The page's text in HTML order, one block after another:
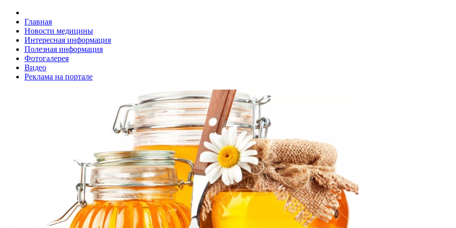
Главная
Новости медицины
Интересная информация
Полезная информация
Фотогалерея
Видео
Реклама на портале